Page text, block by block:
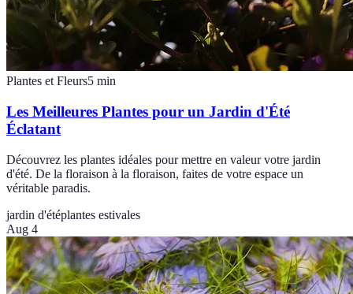
Plantes et Fleurs5 min
Les Meilleures Plantes pour un Jardin d'Été
Éclatant
Découvrez les plantes idéales pour mettre en valeur votre jardin
d'été. De la floraison à la floraison, faites de votre espace un
véritable paradis.
jardin d'étéplantes estivales
Aug 4